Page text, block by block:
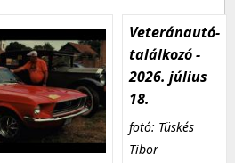
Veteránautó-
találkozó -
2026. július
18.
fotó: Tüskés
Tibor